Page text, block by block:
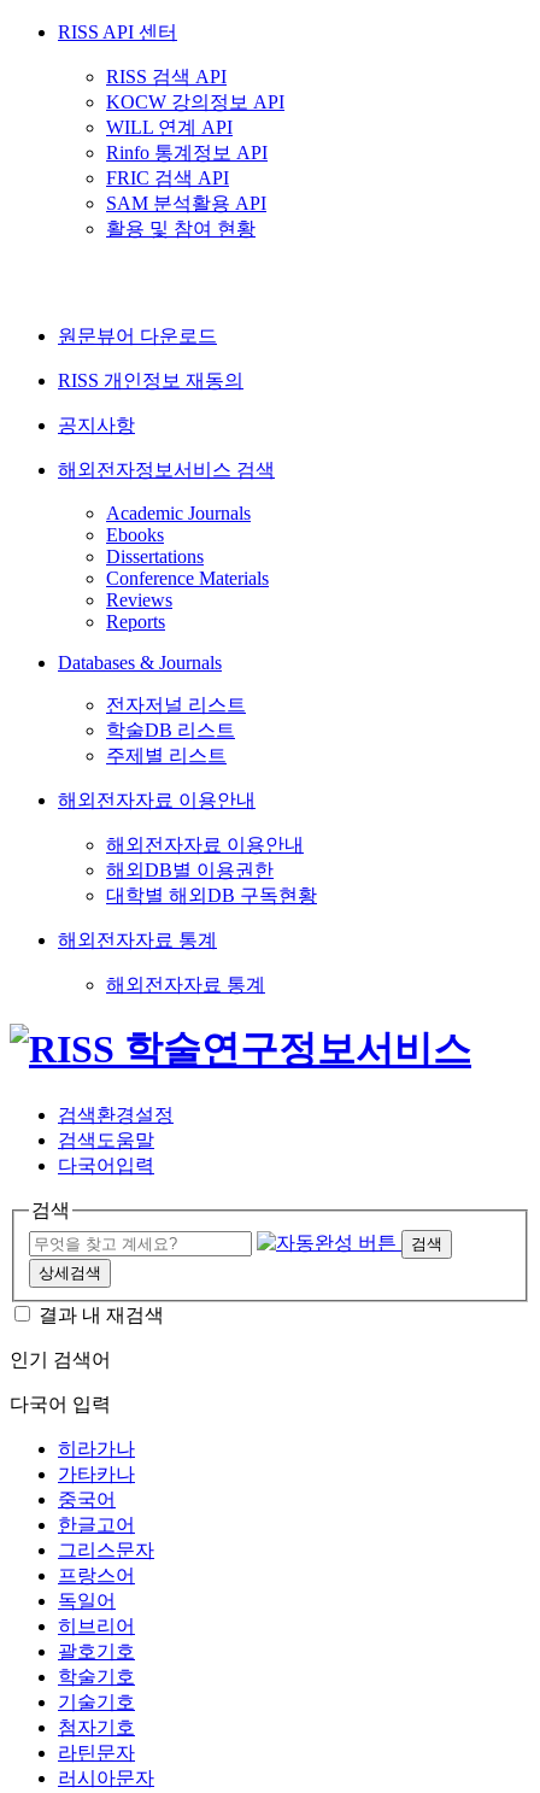
RISS API 센터
RISS 검색 API
KOCW 강의정보 API
WILL 연계 API
Rinfo 통계정보 API
FRIC 검색 API
SAM 분석활용 API
활용 및 참여 현황
원문뷰어 다운로드
RISS 개인정보 재동의
공지사항
해외전자정보서비스 검색
Academic Journals
Ebooks
Dissertations
Conference Materials
Reviews
Reports
Databases & Journals
전자저널 리스트
학술DB 리스트
주제별 리스트
해외전자자료 이용안내
해외전자자료 이용안내
해외DB별 이용권한
대학별 해외DB 구독현황
해외전자자료 통계
해외전자자료 통계
검색환경설정
검색도움말
다국어입력
검색
검색
상세검색
결과 내 재검색
인기 검색어
다국어 입력
히라가나
가타카나
중국어
한글고어
그리스문자
프랑스어
독일어
히브리어
괄호기호
학술기호
기술기호
첨자기호
라틴문자
러시아문자